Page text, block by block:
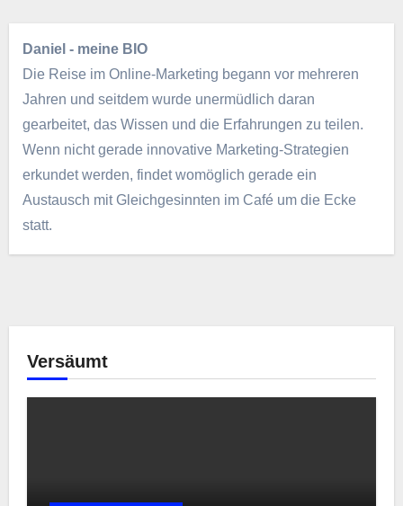
Daniel - meine BIO
Die Reise im Online-Marketing begann vor mehreren
Jahren und seitdem wurde unermüdlich daran
gearbeitet, das Wissen und die Erfahrungen zu teilen.
Wenn nicht gerade innovative Marketing-Strategien
erkundet werden, findet womöglich gerade ein
Austausch mit Gleichgesinnten im Café um die Ecke
statt.
Versäumt